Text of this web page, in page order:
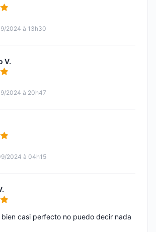
5
2024 à 13h30
V.
5
2024 à 20h47
5
2024 à 04h15
5
bien casi perfecto no puedo decir nada